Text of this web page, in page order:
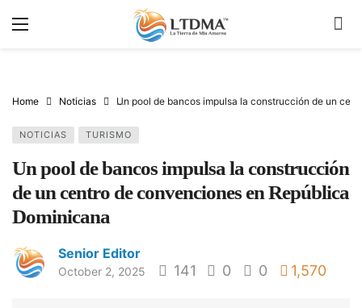
Home Noticias Un pool de bancos impulsa la construcción de un
NOTICIAS TURISMO
Un pool de bancos impulsa la construcción
de un centro de convenciones en República
Dominicana
Senior Editor
October 2, 2025 141 0 0 1,570